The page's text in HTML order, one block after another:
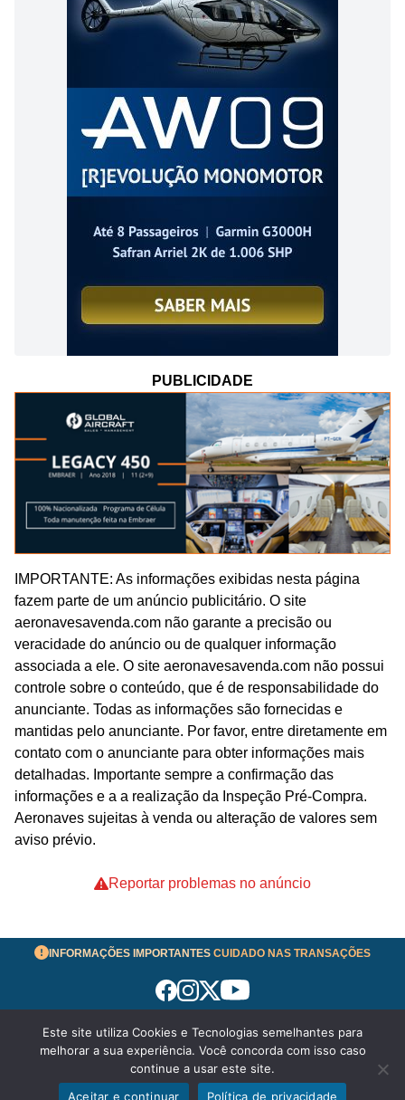
PUBLICIDADE
IMPORTANTE: As informações exibidas nesta página
fazem parte de um anúncio publicitário. O site
aeronavesavenda.com não garante a precisão ou
veracidade do anúncio ou de qualquer informação
associada a ele. O site aeronavesavenda.com não possui
controle sobre o conteúdo, que é de responsabilidade do
anunciante. Todas as informações são fornecidas e
mantidas pelo anunciante. Por favor, entre diretamente em
contato com o anunciante para obter informações mais
detalhadas. Importante sempre a confirmação das
informações e a a realização da Inspeção Pré-Compra.
Aeronaves sujeitas à venda ou alteração de valores sem
aviso prévio.
Reportar problemas no anúncio
INFORMAÇÕES IMPORTANTES CUIDADO NAS TRANSAÇÕES
Termos de Uso
© 2026 aeronavesavenda.com | Todos os Direitos
Reservados!
Este site utiliza Cookies e Tecnologias semelhantes para
melhorar a sua experiência. Você concorda com isso caso
continue a usar este site.
Aceitar e continuar
Política de privacidade